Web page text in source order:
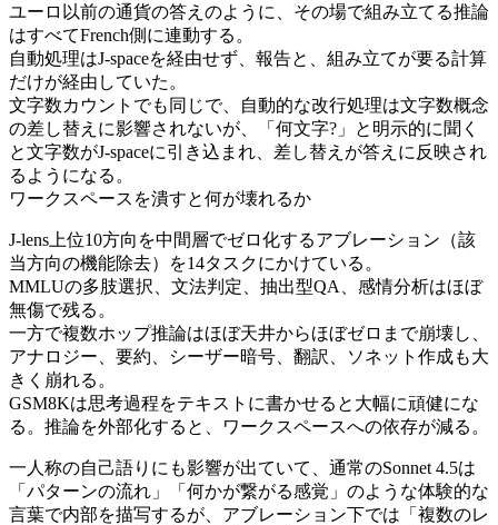
ユーロ以前の通貨の答えのように、その場で組み立てる推論
はすべてFrench側に連動する。
自動処理はJ-spaceを経由せず、報告と、組み立てが要る計算
だけが経由していた。
文字数カウントでも同じで、自動的な改行処理は文字数概念
の差し替えに影響されないが、「何文字?」と明示的に聞く
と文字数がJ-spaceに引き込まれ、差し替えが答えに反映され
るようになる。
ワークスペースを潰すと何が壊れるか
J-lens上位10方向を中間層でゼロ化するアブレーション（該
当方向の機能除去）を14タスクにかけている。
MMLUの多肢選択、文法判定、抽出型QA、感情分析はほぼ
無傷で残る。
一方で複数ホップ推論はほぼ天井からほぼゼロまで崩壊し、
アナロジー、要約、シーザー暗号、翻訳、ソネット作成も大
きく崩れる。
GSM8Kは思考過程をテキストに書かせると大幅に頑健にな
る。推論を外部化すると、ワークスペースへの依存が減る。
一人称の自己語りにも影響が出ていて、通常のSonnet 4.5は
「パターンの流れ」「何かが繋がる感覚」のような体験的な
言葉で内部を描写するが、アブレーション下では「複数のレ